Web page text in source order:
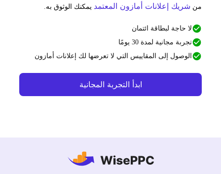
شريك إعلانات أمازون المعتمد يمكنك الوثوق به.
لا حاجة لبطاقة ائتمان
تجربة مجانية لمدة 30 يومًا
الوصول إلى المقاييس التي لا تعرضها لك إعلانات أمازون
ابدأ التجربة المجانية